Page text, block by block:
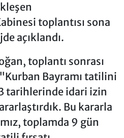
toplantısı sona
açıklandı.
toplantı sonrası
"Kurban Bayramı tatilini
tarihlerinde idari izin
Bu kararla
toplamda 9 gün